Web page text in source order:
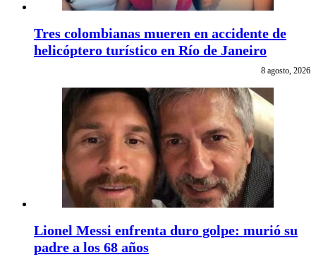
Tres colombianas mueren en accidente de
helicóptero turístico en Río de Janeiro
8 agosto, 2026
Lionel Messi enfrenta duro golpe: murió su
padre a los 68 años